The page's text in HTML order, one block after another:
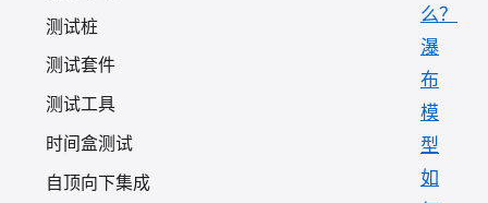
测试桩
测试套件
测试工具
时间盒测试
自顶向下集成
么？
瀑
布
模
型
如